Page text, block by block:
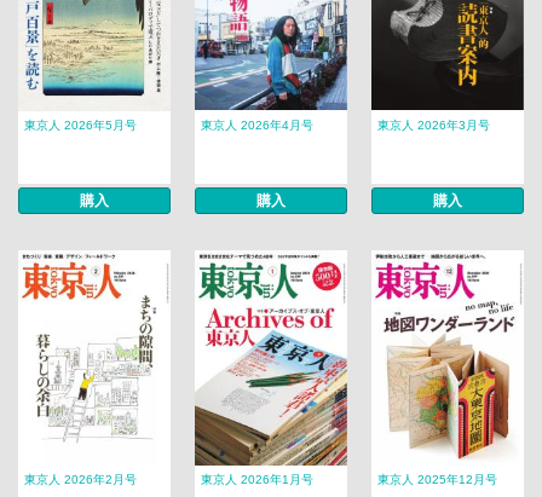
東京人 2026年5月号
購入
東京人 2026年4月号
購入
東京人 2026年3月号
購入
東京人 2026年2月号 東京人 2026年1月号 東京人 2025年12月号